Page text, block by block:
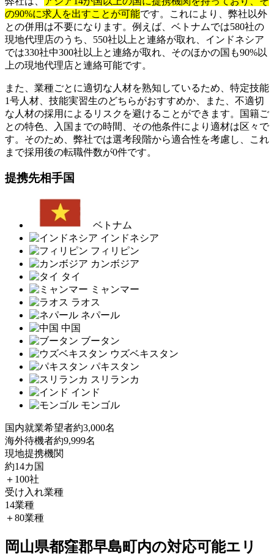
の90%に求人を出すことが可能です。これにより、弊社以外
との併用は不要になります。例えば、ベトナムでは580社の
現地代理店のうち、550社以上と連絡が取れ、インドネシア
では330社中300社以上と連絡が取れ、そのほかの国も90%以
上の現地代理店と連絡可能です。
また、業種ごとに適切な人材を熟知しているため、特定技能
1号人材、技能実習生のどちらがおすすめか、また、不適切
な人材の採用によるリスクを避けることができます。国籍ご
との特色、入国までの時間、その他条件により適材は区々で
す。そのため、弊社では選考段階から適合性を考慮し、これ
まで採用後の転職件数が0件です。
提携先相手国
ベトナム
インドネシア
フィリピン
カンボジア
タイ
ミャンマー
ラオス
ネパール
中国
ブータン
ウズベキスタン
パキスタン
スリランカ
インド
モンゴル
国内就業希望者約3,000名
海外待機者約9,999名
現地提携機関
約14カ国
＋100社
受け入れ業種
14業種
＋80業種
岡山県都窪郡早島町内の対応可能エリ